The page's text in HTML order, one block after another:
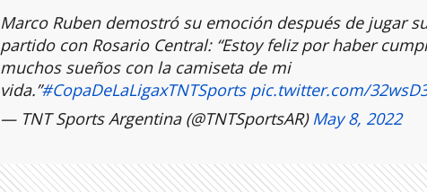
Marco Ruben demostró su emoción después de jugar
partido con Rosario Central: “Estoy feliz por haber
muchos sueños con la camiseta de mi
vida.”#CopaDeLaLigaxTNTSports pic.twitter.com/
— TNT Sports Argentina (@TNTSportsAR) May 8, 2022